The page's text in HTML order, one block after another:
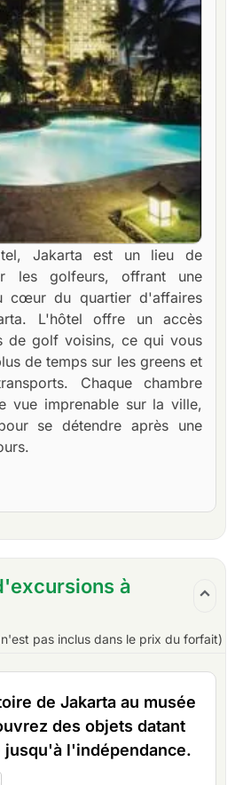
Jakarta est un lieu de
les golfeurs, offrant une
cœur du quartier d'affaires
L'hôtel offre un accès
de golf voisins, ce qui vous
de temps sur les greens et
Chaque chambre
vue imprenable sur la ville,
se détendre après une
à
pas inclus dans le prix du forfait)
de Jakarta au musée
des objets datant
jusqu'à l'indépendance.